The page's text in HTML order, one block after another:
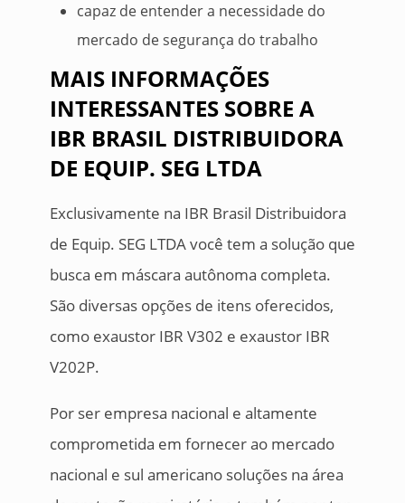
capaz de entender a necessidade do
mercado de segurança do trabalho
MAIS INFORMAÇÕES
INTERESSANTES SOBRE A
IBR BRASIL DISTRIBUIDORA
DE EQUIP. SEG LTDA
Exclusivamente na IBR Brasil Distribuidora
de Equip. SEG LTDA você tem a solução que
busca em máscara autônoma completa.
São diversas opções de itens oferecidos,
como exaustor IBR V302 e exaustor IBR
V202P.
Por ser empresa nacional e altamente
comprometida em fornecer ao mercado
nacional e sul americano soluções na área